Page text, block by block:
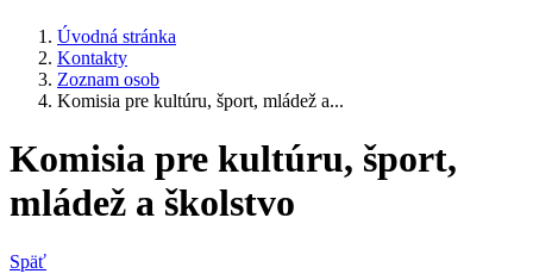
Úvodná stránka
Kontakty
Zoznam osob
Komisia pre kultúru, šport, mládež a...
Komisia pre kultúru, šport,
mládež a školstvo
Späť